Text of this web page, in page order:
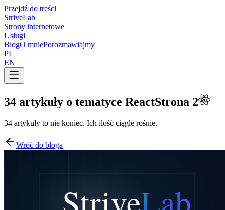
Przejdź do treści
StriveLab
Strony internetowe
Usługi
BlogO mniePorozmawiajmy
PL
EN
34 artykuły o tematyce ReactStrona 2
34 artykuły to nie koniec. Ich ilość ciągle rośnie.
Wróć do bloga